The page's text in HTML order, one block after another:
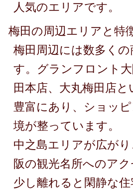
人気のエリアです。
梅田の周辺エリアと特
梅田周辺には数多く
す。グランフロント
田本店、大丸梅田店
豊富にあり、ショッ
境が整っています。
中之島エリアが広が
阪の観光名所へのア
少し離れると閑静な